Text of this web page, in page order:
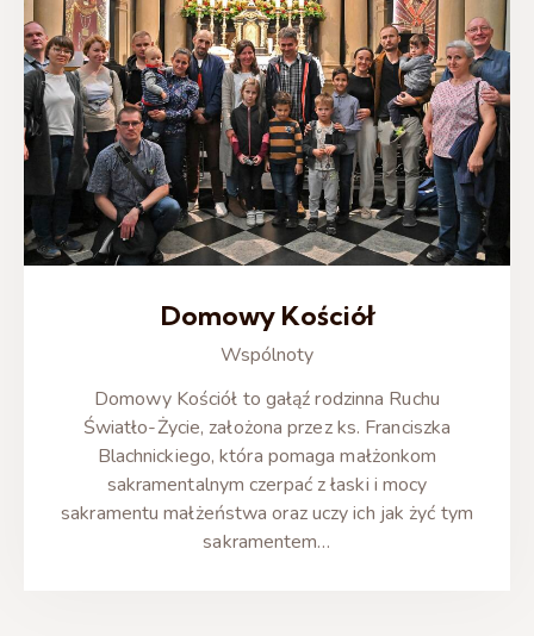
Domowy Kościół
Wspólnoty
Domowy Kościół to gałąź rodzinna Ruchu
Światło-Życie, założona przez ks. Franciszka
Blachnickiego, która pomaga małżonkom
sakramentalnym czerpać z łaski i mocy
sakramentu małżeństwa oraz uczy ich jak żyć tym
sakramentem…